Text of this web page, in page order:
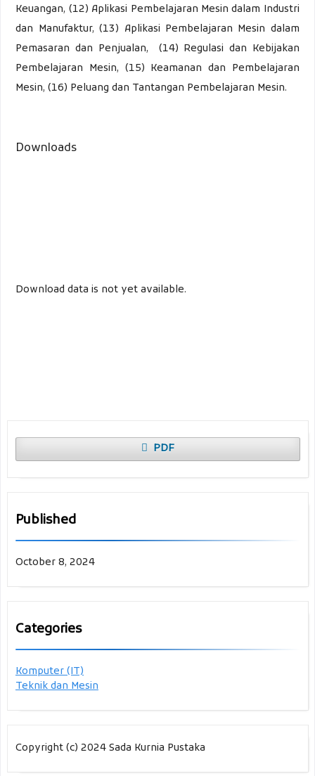
Keuangan, (12) Aplikasi Pembelajaran Mesin dalam Industri
dan Manufaktur, (13) Aplikasi Pembelajaran Mesin dalam
Pemasaran dan Penjualan, (14) Regulasi dan Kebijakan
Pembelajaran Mesin, (15) Keamanan dan Pembelajaran
Mesin, (16) Peluang dan Tantangan Pembelajaran Mesin.
Downloads
Download data is not yet available.
PDF
Published
October 8, 2024
Categories
Komputer (IT)
Teknik dan Mesin
Copyright (c) 2024 Sada Kurnia Pustaka